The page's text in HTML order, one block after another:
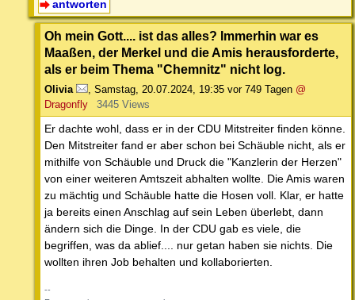
antworten
Oh mein Gott.... ist das alles? Immerhin war es
Maaßen, der Merkel und die Amis herausforderte,
als er beim Thema "Chemnitz" nicht log.
Olivia Samstag, 20.07.2024, 19:35 vor 749 Tagen @
Dragonfly
3445 Views
Er dachte wohl, dass er in der CDU Mitstreiter finden könne.
Den Mitstreiter fand er aber schon bei Schäuble nicht, als er
mithilfe von Schäuble und Druck die "Kanzlerin der Herzen"
von einer weiteren Amtszeit abhalten wollte. Die Amis waren
zu mächtig und Schäuble hatte die Hosen voll. Klar, er hatte
ja bereits einen Anschlag auf sein Leben überlebt, dann
ändern sich die Dinge. In der CDU gab es viele, die
begriffen, was da ablief.... nur getan haben sie nichts. Die
wollten ihren Job behalten und kollaborierten.
--